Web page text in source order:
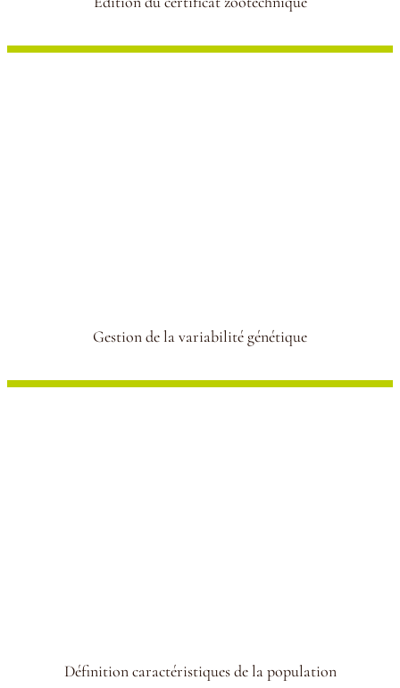
Gestion de la variabilité génétique
Définition caractéristiques de la population